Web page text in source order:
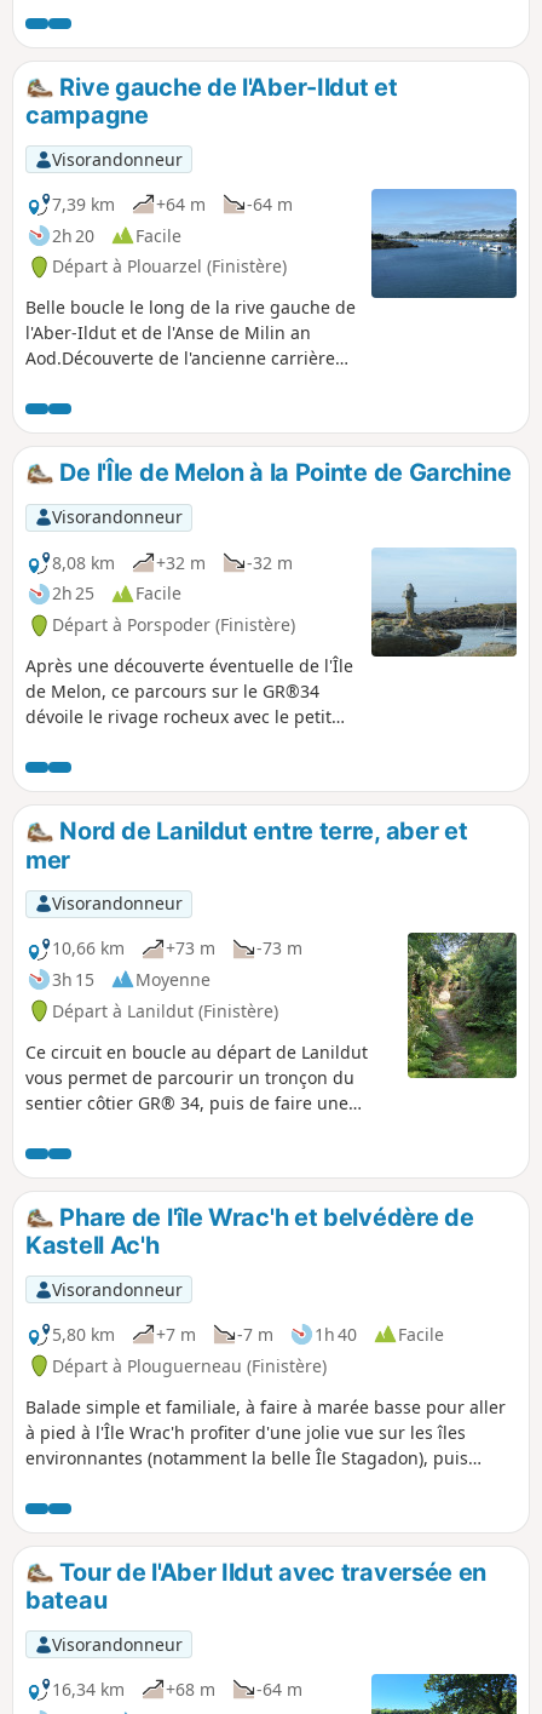
découvre une des anciennes carrières
de granite de la région. Après le petit
port de Melon, sillonner la campagne
par des petites routes et chemins à la
découverte d'une chapelle, d'un dolmen
et de deux menhirs dans le même
champ. Terminer par un autre site de
carrière et une petite chapelle perchée
sur une butte.
Rive gauche de l'Aber-Ildut et
campagne
Visorandonneur
7,39 km
+64 m
-64 m
2h 20
Facile
Départ à Plouarzel (Finistère)
Belle boucle le long de la rive gauche de
l'Aber-Ildut et de l'Anse de Milin an
Aod.Découverte de l'ancienne carrière
De l'Île de Melon à la Pointe de Garchine
Visorandonneur
8,08 km
+32 m
-32 m
2h 25
Facile
Départ à Porspoder (Finistère)
Après une découverte éventuelle de l'Île
de Melon, ce parcours sur le GR®34
dévoile le rivage rocheux avec le petit
de Garchine face au Phare du Four.
Retour par les hameaux typiques de
l'arrière-pays.
Nord de Lanildut entre terre, aber et
mer
Visorandonneur
10,66 km
+73 m
-73 m
3h 15
Moyenne
Départ à Lanildut (Finistère)
Ce circuit en boucle au départ de Lanildut
vous permet de parcourir un tronçon du
sentier côtier GR® 34, puis de faire une
avec ses chemins creux reste préservée et
vous terminerez en suivant le sentier
tortueux qui longe l'Aber Ildut pour arriver
au port de Lanildut, premier port européen
pour le déchargement d'algues.
Phare de l'île Wrac'h et belvédère de
Kastell Ac'h
Visorandonneur
5,80 km
+7 m -7 m 1h 40
Facile
Départ à Plouguerneau (Finistère)
Balade simple et familiale, à faire à marée basse pour aller
à pied à l'Île Wrac'h profiter d'une jolie vue sur les îles
environnantes (notamment la belle Île Stagadon), puis
belvédère de Kastell Ac'h et sa vue sur l'Île Vierge et son
phare. Très beaux paysages et flore du littoral à apprécier !
Tour de l'Aber Ildut avec traversée en
bateau
Visorandonneur
16,34 km
+68 m
-64 m